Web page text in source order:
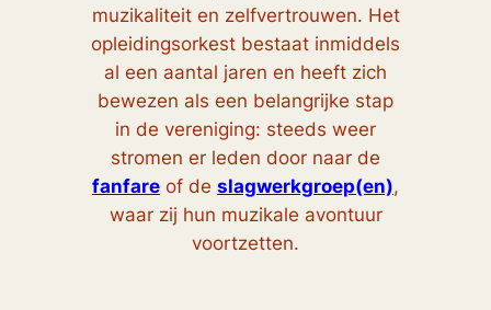
muzikaliteit en zelfvertrouwen. Het
opleidingsorkest bestaat inmiddels
al een aantal jaren en heeft zich
bewezen als een belangrijke stap
in de vereniging: steeds weer
stromen er leden door naar de
fanfare of de slagwerkgroep(en),
waar zij hun muzikale avontuur
voortzetten.